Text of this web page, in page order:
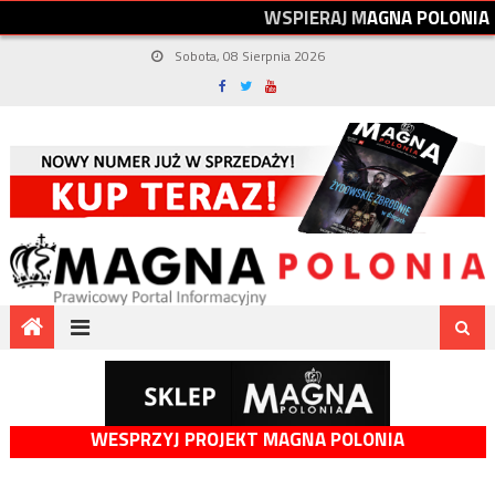
WSPIERAJMAGNAPOLONIA
Sobota, 08 Sierpnia 2026
WESPRZYJ PROJEKT MAGNA POLONIA